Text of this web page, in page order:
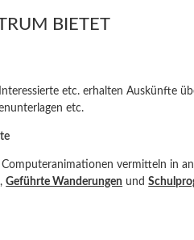
BIETET
etc. erhalten Auskünfte
etc.
Computeranimationen vermitteln in
Geführte Wanderungen und